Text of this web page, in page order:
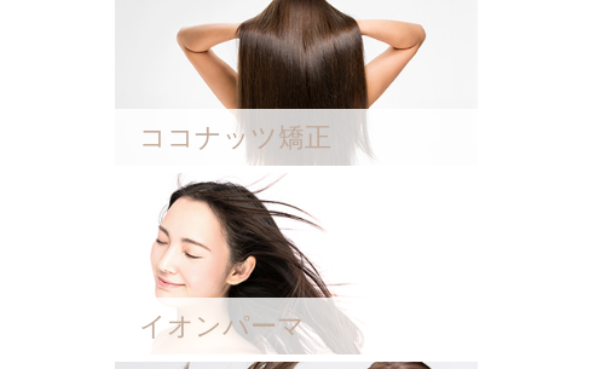
ココナッツ矯正
イオンパーマ